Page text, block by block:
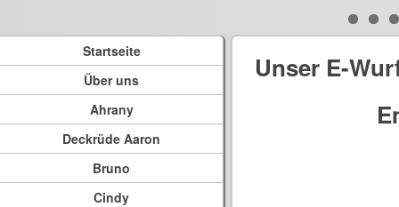
Startseite
Über uns
Ahrany
Deckrüde Aaron
Bruno
Cindy
Unser E-